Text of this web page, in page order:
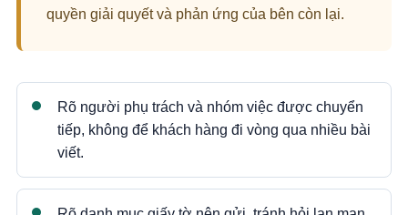
quyền giải quyết và phản ứng của bên còn lại.
Rõ người phụ trách và nhóm việc được chuyển
tiếp, không để khách hàng đi vòng qua nhiều bài
viết.